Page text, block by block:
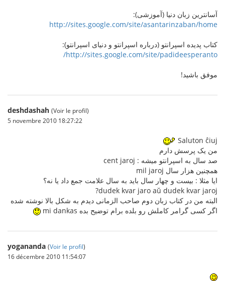
آسانترین زبان دنیا (آموزشی):
http://sites.google.com/site/asantarinzaban/home
کتاب پدیده اسپرانتو (درباره اسپرانتو و دنیای اسپرانتو):
http://sites.google.com/site/padideesperanto/
موفق باشید!
deshdashah (Voir le profil)
5 novembre 2010 18:27:22
Saluton ĉiuj
من یک پرسش دارم
صد سال به اسپرانتو میشه : cent jaroj
همچنین هزار سال mil jaroj
ایا مثلا : بیست و چهار سال باید به سال علامت جمع داد یا نه؟
dudek kvar jaro aŭ dudek kvar jaroj?
البته من در کتاب زبان دوم صاحب الزمانی دیدم به شکل بالا نوشته شده
اگر کسی گرامر کاملش رو بلده برام توضیح بده mi dankas
yogananda (Voir le profil)
16 décembre 2010 11:54:07